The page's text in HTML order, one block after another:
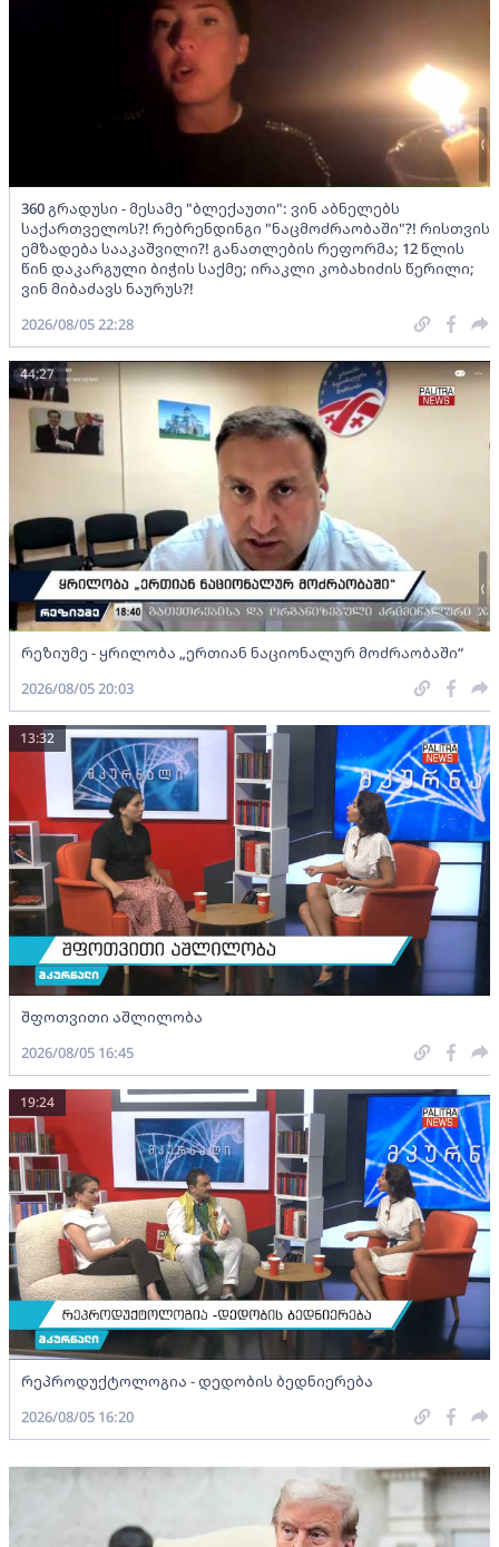
360 გრადუსი - მესამე "ბლექაუთი": ვინ აბნელებს
საქართველოს?! რებრენდინგი "ნაცმოძრაობაში"?! რისთვის
ემზადება სააკაშვილი?! განათლების რეფორმა; 12 წლის
წინ დაკარგული ბიჭის საქმე; ირაკლი კობახიძის წერილი;
ვინ მიბაძავს ნაურუს?!
2026/08/05 22:28
რეზიუმე - ყრილობა „ერთიან ნაციონალურ მოძრაობაში“
44:27
2026/08/05 20:03
შფოთვითი აშლილობა
13:32
2026/08/05 16:45
რეპროდუქტოლოგია - დედობის ბედნიერება
19:24
2026/08/05 16:20